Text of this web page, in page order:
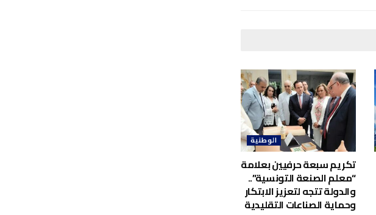
الوطنية
تكريم سبعة حرفيين بعلامة
“معلم الصنعة التونسية”..
والدولة تتجه لتعزيز الابتكار
وحماية الصناعات التقليدية